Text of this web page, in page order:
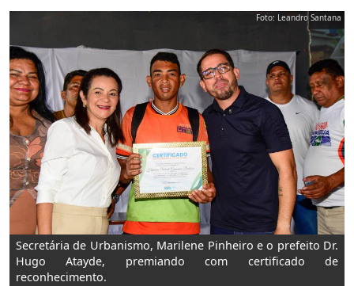
Secretária de Urbanismo, Marilene Pinheiro e o prefeito Dr.
Hugo Atayde, premiando com certificado de
reconhecimento.
Foto: Leandro Santana